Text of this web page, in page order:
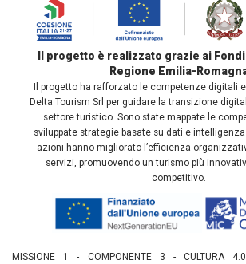
Il progetto è realizzato grazie ai
Regione Emilia-
Il progetto ha rafforzato le competenze digitali
Delta Tourism Srl per guidare la transizione
settore turistico. Sono state mappate le
sviluppate strategie basate su dati e
azioni hanno migliorato l’efficienza
servizi, promuovendo un turismo più
competitivo.
MISSIONE 1 - COMPONENTE 3 - CULTURA